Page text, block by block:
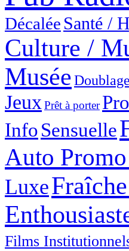
Décalée Santé /
Culture /
Musée
Jeux Prêt à porter
InfoSensuelle
Auto
Luxe
Films